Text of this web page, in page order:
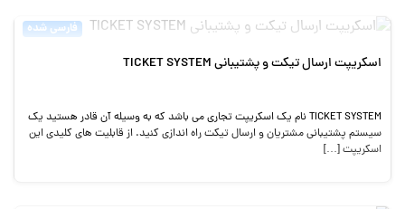
فارسی شده
اسکریپت ارسال تیکت و پشتیبانی TICKET SYSTEM
TICKET SYSTEM نام یک اسکریپت تجاری می باشد که به وسیله آن قادر هستید یک
سیستم پشتیبانی مشتریان و ارسال تیکت راه اندازی کنید. از قابلیت های کلیدی این
اسکریپت […]